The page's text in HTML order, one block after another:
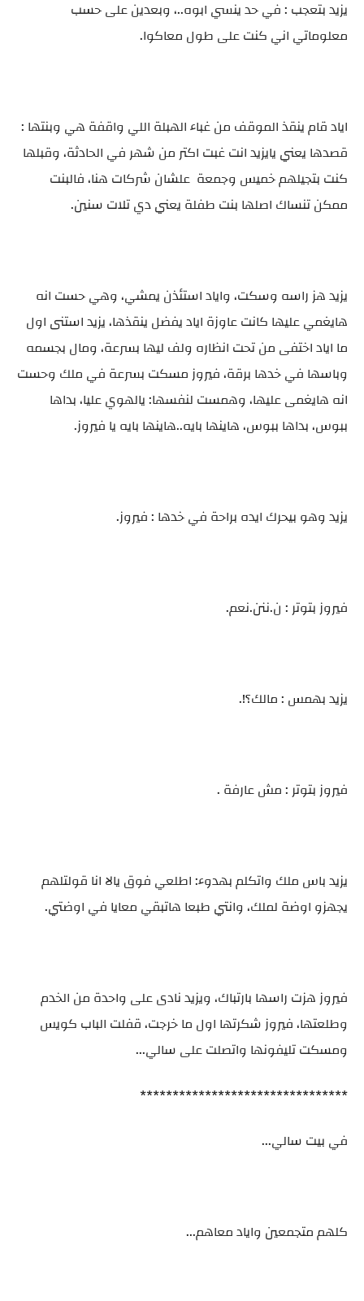
يزيد بتعجب : في حد ينسي ابوه..، وبعدين على حسب
معلوماتي اني كنت على طول معاكوا.
اياد قام ينقذ الموقف من غباء الهبلة اللي واقفة هي وبنتها :
قصدها يعني يايزيد انت غبت اكتر من شهر في الحادثة، وقبلها
كنت بتجيلهم خميس وجمعة علشان شركات هنا، فالبنت
ممكن تنساك اصلها بنت طفلة يعني دي تلات سنين.
يزيد هز راسه وسكت، واياد استئذن يمشي، وهي حست انه
هايغمي عليها كانت عاوزة اياد يفضل ينقذها، يزيد استنى اول
ما اياد اختفى من تحت انظاره ولف ليها بسرعة، ومال بجسمه
وباسها في خدها برقة، فيروز مسكت بسرعة في ملك وحست
انه هايغمى عليها، وهمست لنفسها: يالهوي عليا، بداها
ببوس، بداها ببوس، هاينها بايه..هاينها بايه يا فيروز.
يزيد وهو بيحرك ايده براحة في خدها : فيروز.
فيروز بتوتر : ن.ننن.نعم.
يزيد بهمس : مالك؟!.
فيروز بتوتر : مش عارفة .
يزيد باس ملك واتكلم بهدوء: اطلعي فوق يالا انا قولتلهم
يجهزو اوضة لملك، وانتي طبعا هاتبقي معايا في اوضتي.
فيروز هزت راسها بارتباك، ويزيد نادى على واحدة من الخدم
وطلعتها، فيروز شكرتها اول ما خرجت، قفلت الباب كويس
ومسكت تليفونها واتصلت على سالي...
********************************
في بيت سالي...
كلهم متجمعين واياد معاهم...